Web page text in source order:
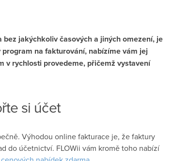
bez jakýchkoliv časových a jiných omezení, je
program na fakturování, nabízíme vám jej
v rychlosti provedeme, přičemž vystavení
si účet
Výhodou online fakturace je, že faktury
do účetnictví. FLOWii vám kromě toho nabízí